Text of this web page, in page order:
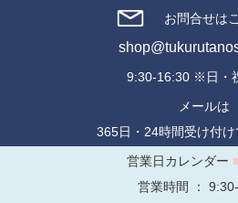
お問合せは
9:30-16:30 ※日・
メールは
365日・24時間受け付け
営業日カレンダー
営業時間 ：